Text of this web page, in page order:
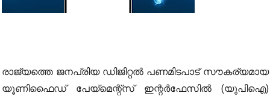
രാജ്യത്തെ ജനപ്രിയ ഡിജിറ്റല്‍ പണമിടപാട് സൗകര്യമായ
യൂണിഫൈഡ് പേയ്‌മെന്റ്‌സ് ഇന്റര്‍ഫേസില്‍ (യുപിഐ)